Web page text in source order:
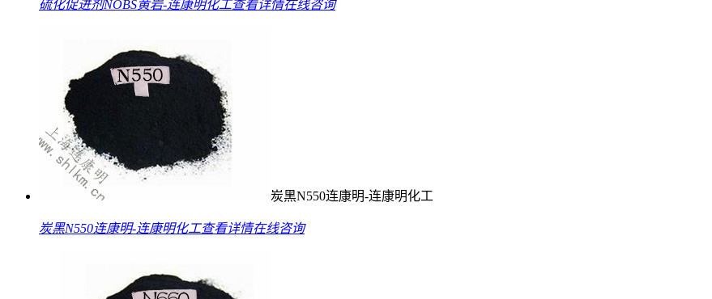
硫化促进剂NOBS黄岩-连康明化工查看详情在线咨询
炭黑N550连康明-连康明化工
炭黑N550连康明-连康明化工查看详情在线咨询